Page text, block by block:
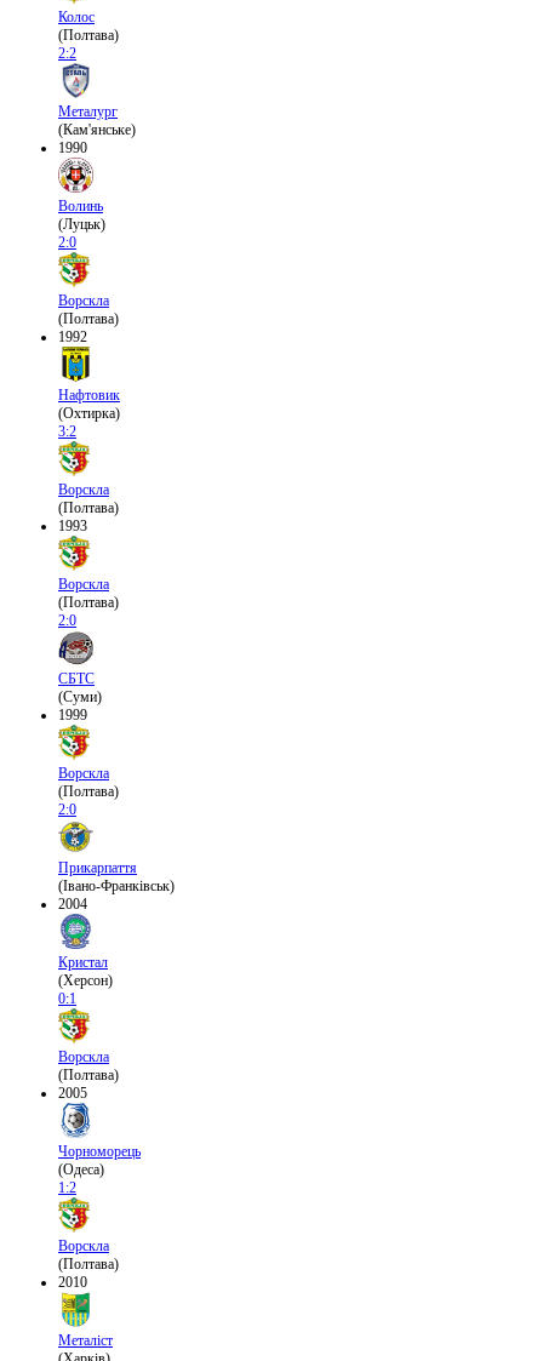
Колос
(Полтава)
2:2
Металург
(Кам'янське)
1990
Волинь
(Луцьк)
2:0
Ворскла
(Полтава)
1992
Нафтовик
(Охтирка)
3:2
Ворскла
(Полтава)
1993
Ворскла
(Полтава)
2:0
СБТС
(Суми)
1999
Ворскла
(Полтава)
2:0
Прикарпаття
(Івано-Франківськ)
2004
Кристал
(Херсон)
0:1
Ворскла
(Полтава)
2005
Чорноморець
(Одеса)
1:2
Ворскла
(Полтава)
2010
Металіст